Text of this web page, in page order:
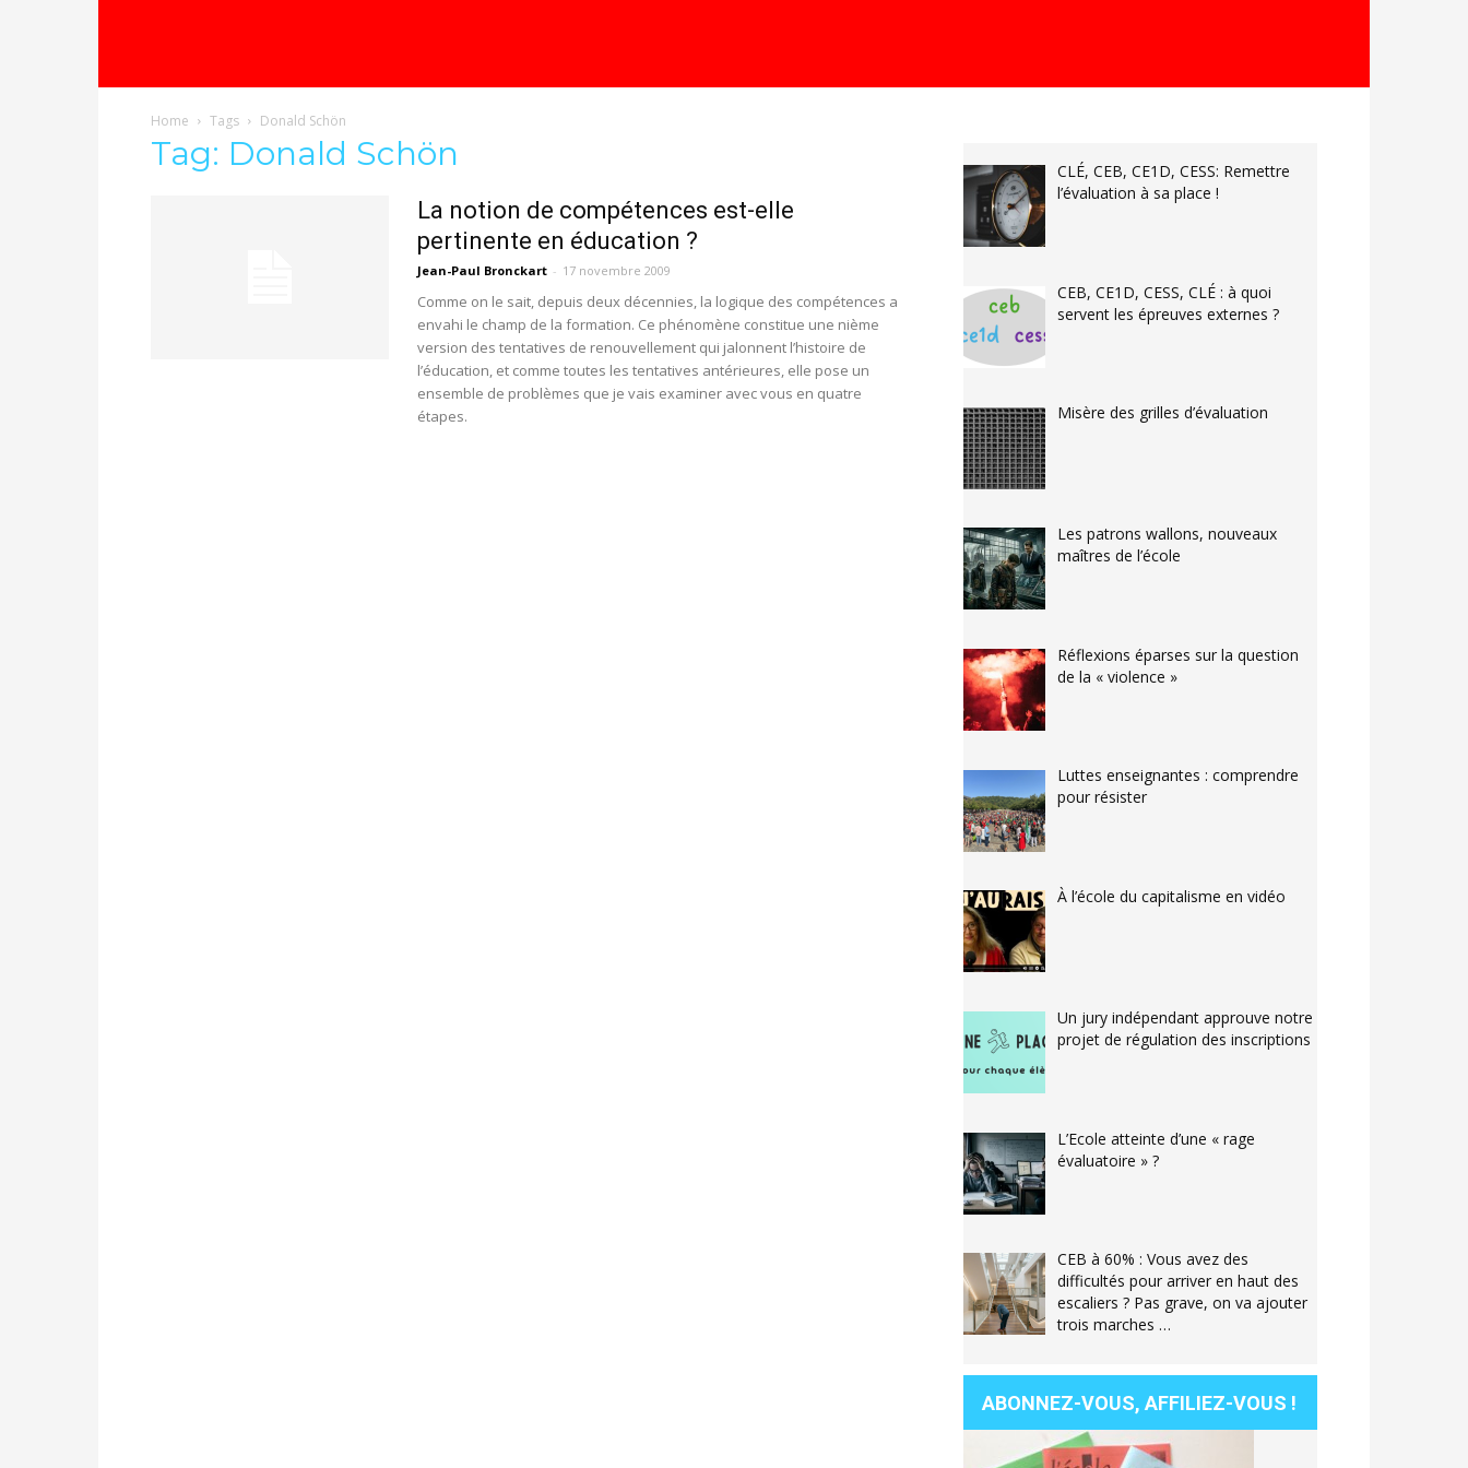
Home Tags Donald Schön
Tag: Donald Schön
La notion de compétences est-elle
pertinente en éducation ?
Jean-Paul Bronckart - 17 novembre 2009
Comme on le sait, depuis deux décennies, la logique des compétences a
envahi le champ de la formation. Ce phénomène constitue une nième
version des tentatives de renouvellement qui jalonnent l’histoire de
l’éducation, et comme toutes les tentatives antérieures, elle pose un
ensemble de problèmes que je vais examiner avec vous en quatre
étapes.
CLÉ, CEB, CE1D, CESS: Remettre
l’évaluation à sa place !
CEB, CE1D, CESS, CLÉ : à quoi
servent les épreuves externes ?
Misère des grilles d’évaluation
Les patrons wallons, nouveaux
maîtres de l’école
Réflexions éparses sur la question
de la « violence »
Luttes enseignantes : comprendre
pour résister
À l’école du capitalisme en vidéo
Un jury indépendant approuve notre
projet de régulation des inscriptions
L’Ecole atteinte d’une « rage
évaluatoire » ?
CEB à 60% : Vous avez des
difficultés pour arriver en haut des
escaliers ? Pas grave, on va ajouter
trois marches …
ABONNEZ-VOUS, AFFILIEZ-VOUS !